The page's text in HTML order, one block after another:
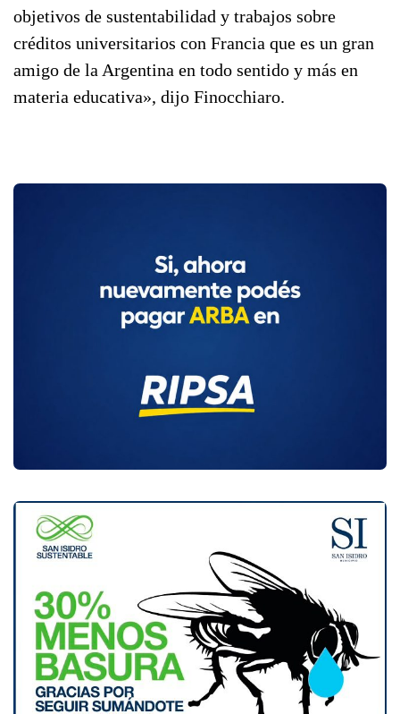
objetivos de sustentabilidad y trabajos sobre
créditos universitarios con Francia que es un gran
amigo de la Argentina en todo sentido y más en
materia educativa», dijo Finocchiaro.